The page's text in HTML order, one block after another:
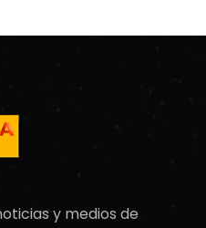
y medios de